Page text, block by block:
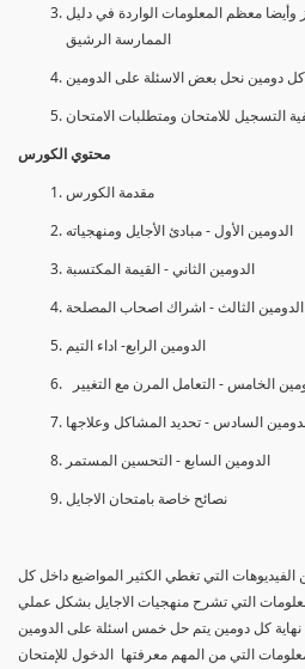
معظم المعلومات الواردة في دليل
الممارسة الرشيق
كل دومين نحل بعض الاسئلة على الدومين
التسجيل للامتحان ومتطلبات الامتحان
محتوي الكورس
مقدمة الكورس
الدومين الأول - مبادئ الأجايل ومنهجياته
الدومين الثاني - القيمة المكتسبة
الدومين الثالث - اشراك اصحاب المصلحة
الدومين الرابع- اداء التيم
الخامس - التعامل المرن مع التغيير
السادس - تحديد المشاكل وعلاجها
الدومين السابع - التحسين المستمر
نصائح خاصة بامتحان الاجايل
٨ ساعات من الفيديوهات التي تغطي الكثير المواضيع داخل كل
التي تشرح منهجيات الاجايل بشكل عملي
نهاية كل دومين يتم حل خمس اسئلة على الدومين
التي من المهم معرفتها الدخول للإمتحان